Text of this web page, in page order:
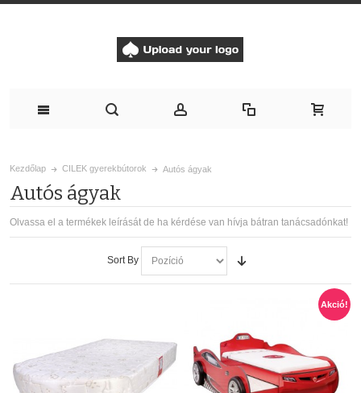
Kezdőlap CILEK gyerekbútorok Autós ágyak
Autós ágyak
Olvassa el a termékek leírását de ha kérdése van hívja bátran tanácsadónkat!
Sort By
Akció!